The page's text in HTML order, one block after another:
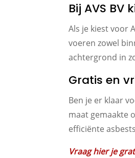
Bij AVS
Als je kiest voor
voeren zowel
achtergrond in
Gratis en
Ben je er klaar
maat gemaakte
efficiënte
Vraag hier je